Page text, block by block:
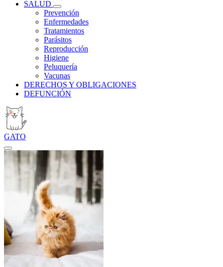
SALUD
Prevención
Enfermedades
Tratamientos
Parásitos
Reproducción
Higiene
Peluquería
Vacunas
DERECHOS Y OBLIGACIONES
DEFUNCIÓN
GATO